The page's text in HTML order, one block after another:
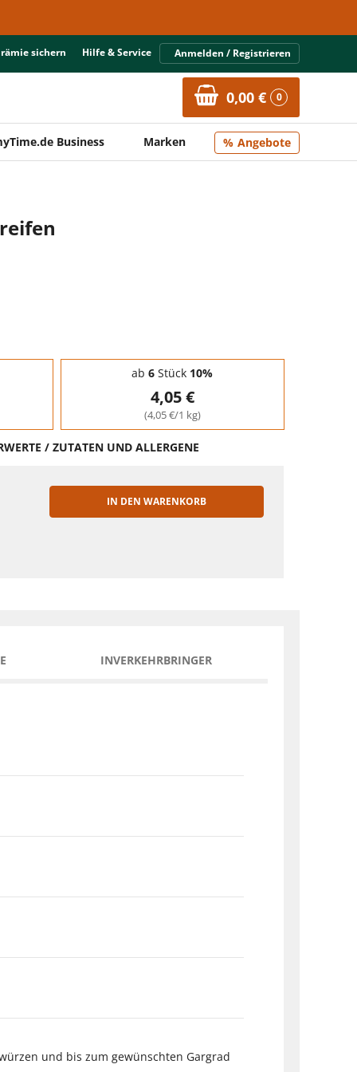
sichern Hilfe & Service Anmelden / Registrieren
0,00 € 0
Business Marken Angebote
ab 6 Stück 10%
4,05 €
(4,05 €/1 kg)
/ ZUTATEN UND ALLERGENE
IN DEN WARENKORB
INVERKEHRBRINGER
und bis zum gewünschten Gargrad